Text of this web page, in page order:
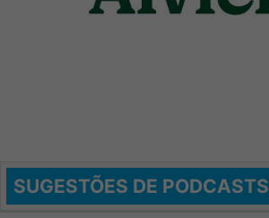
SUGESTÕES DE PODCASTS